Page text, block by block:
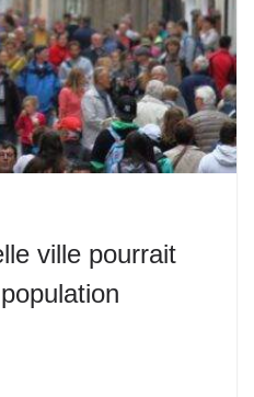
ville pourrait